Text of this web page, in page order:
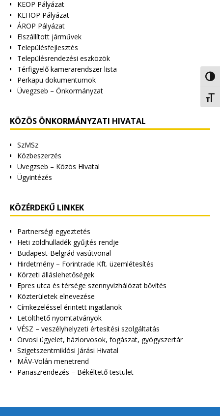
KEOP Pályázat
KEHOP Pályázat
ÁROP Pályázat
Elszállított járművek
Településfejlesztés
Településrendezési eszközök
Térfigyelő kamerarendszer lista
Perkapu dokumentumok
Üvegzseb – Önkormányzat
KÖZÖS ÖNKORMÁNYZATI HIVATAL
SzMSz
Közbeszerzés
Üvegzseb – Közös Hivatal
Ügyintézés
KÖZÉRDEKŰ LINKEK
Partnerségi egyeztetés
Heti zöldhulladék gyűjtés rendje
Budapest-Belgrád vasútvonal
Hirdetmény – Forintrade Kft. üzemlétesítés
Körzeti álláslehetőségek
Epres utca és térsége szennyvízhálózat bővítés
Közterületek elnevezése
Címkezeléssel érintett ingatlanok
Letölthető nyomtatványok
VÉSZ – veszélyhelyzeti értesítési szolgáltatás
Orvosi ügyelet, háziorvosok, fogászat, gyógyszertár
Szigetszentmiklósi Járási Hivatal
MÁV-Volán menetrend
Panaszrendezés – Békéltető testület